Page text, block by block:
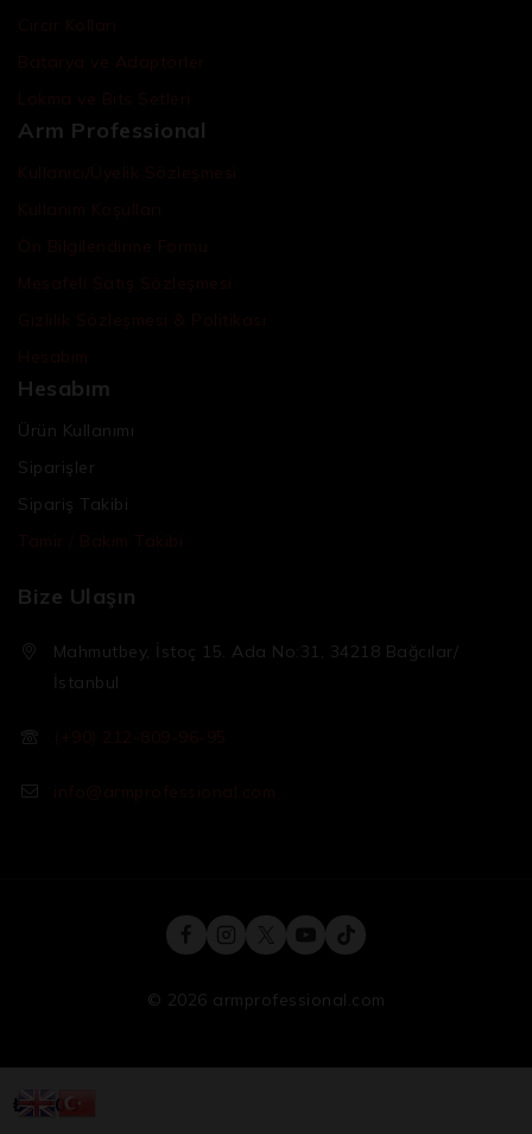
Cırcır Kolları
Batarya ve Adaptörler
Lokma ve Bits Setleri
Arm Professional
Kullanıcı/Üyelik Sözleşmesi
Kullanım Koşulları
Ön Bilgilendirme Formu
Mesafeli Satış Sözleşmesi
Gizlilik Sözleşmesi & Politikası
Hesabım
Hesabım
Ürün Kullanımı
Siparişler
Sipariş Takibi
Tamir / Bakım Takibi
Bize Ulaşın
Mahmutbey, İstoç 15. Ada No:31, 34218 Bağcılar/
İstanbul
(+90) 212-809-96-95
info@armprofessional.com
© 2026 armprofessional.com
₺4.200